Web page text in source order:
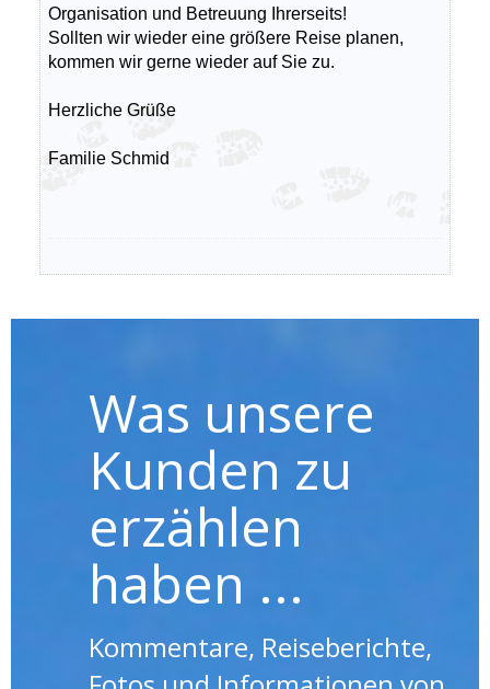
Organisation und Betreuung Ihrerseits!
Sollten wir wieder eine größere Reise planen,
kommen wir gerne wieder auf Sie zu.
Herzliche Grüße
Familie Schmid
Was unsere
Kunden zu
erzählen
haben ...
Kommentare, Reiseberichte,